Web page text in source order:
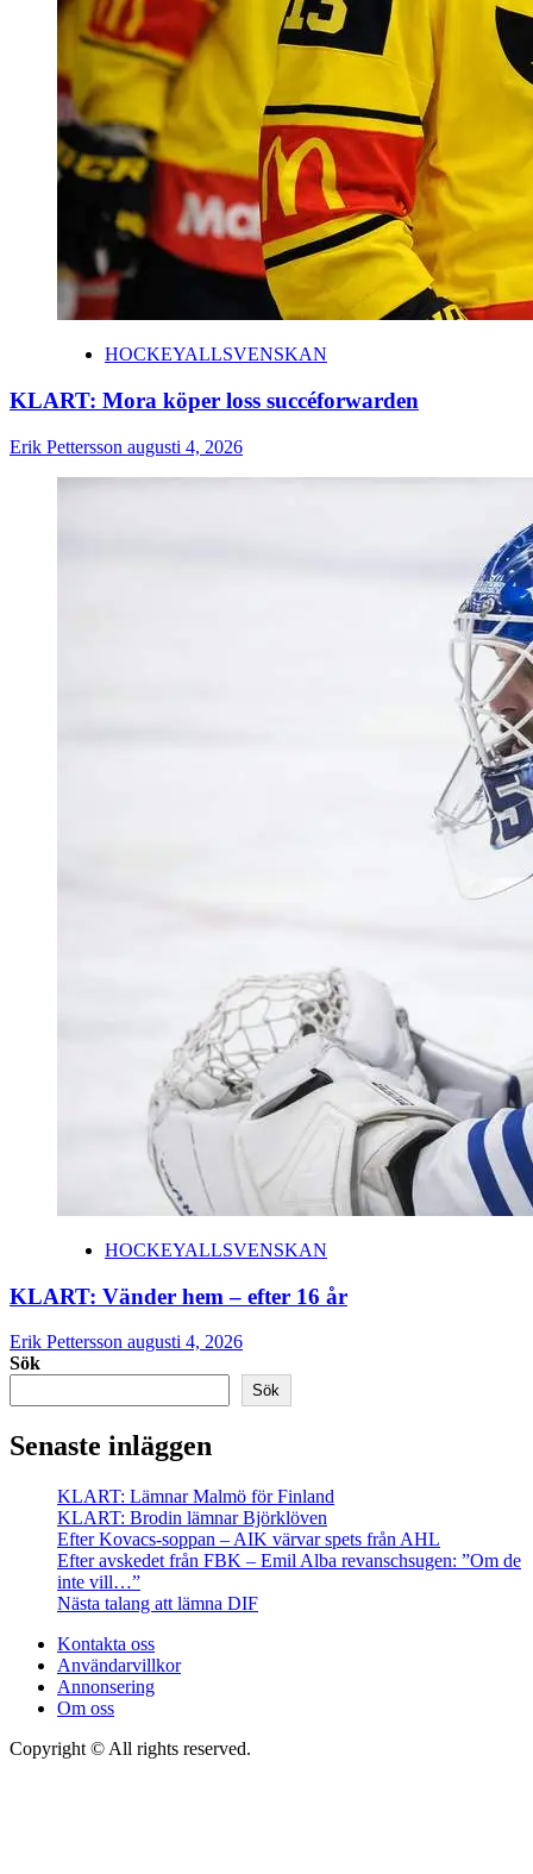
HOCKEYALLSVENSKAN
KLART: Mora köper loss succéforwarden
Erik Pettersson augusti 4, 2026
HOCKEYALLSVENSKAN
KLART: Vänder hem – efter 16 år
Erik Pettersson augusti 4, 2026
Sök
Sök
Senaste inläggen
KLART: Lämnar Malmö för Finland
KLART: Brodin lämnar Björklöven
Efter Kovacs-soppan – AIK värvar spets från AHL
Efter avskedet från FBK – Emil Alba revanschsugen: ”Om de
inte vill…”
Nästa talang att lämna DIF
Kontakta oss
Användarvillkor
Annonsering
Om oss
Copyright © All rights reserved.